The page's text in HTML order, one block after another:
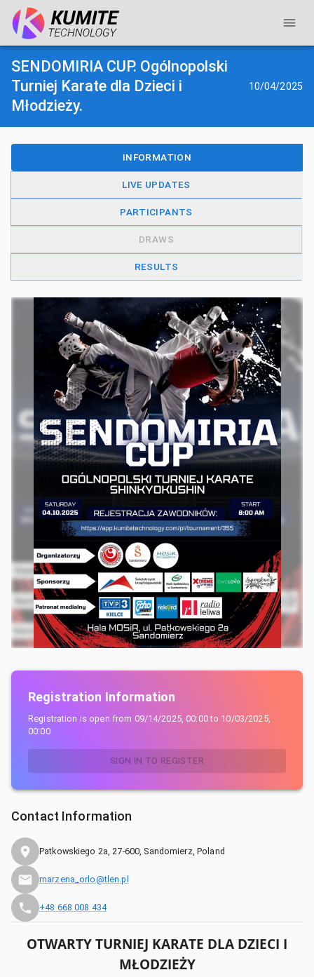
SENDOMIRIA CUP. Ogólnopolski
Turniej Karate dla Dzieci i
Młodzieży.
10/04/2025
INFORMATION
LIVE UPDATES
PARTICIPANTS
DRAWS
RESULTS
OTWARTY TURNIEJ KARATE DLA DZIECI I
MŁODZIEŻY
Registration Information
Registration is open from 09/14/2025, 00:00to 10/03/2025,
00:00
SIGN IN TO REGISTER
Contact Information
Patkowskiego 2a, 27-600, Sandomierz, Poland
marzena_orlo@tlen.pl
+48 668 008 434